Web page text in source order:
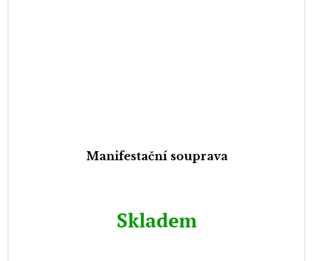
Manifestační souprava
Skladem